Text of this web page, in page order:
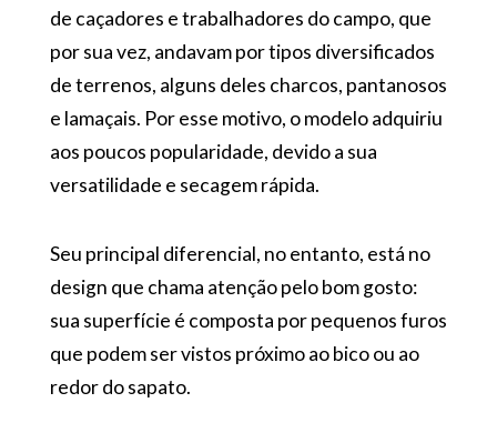
de caçadores e trabalhadores do campo, que
por sua vez, andavam por tipos diversificados
de terrenos, alguns deles charcos, pantanosos
e lamaçais. Por esse motivo, o modelo adquiriu
aos poucos popularidade, devido a sua
versatilidade e secagem rápida.
Seu principal diferencial, no entanto, está no
design que chama atenção pelo bom gosto:
sua superfície é composta por pequenos furos
que podem ser vistos próximo ao bico ou ao
redor do sapato.